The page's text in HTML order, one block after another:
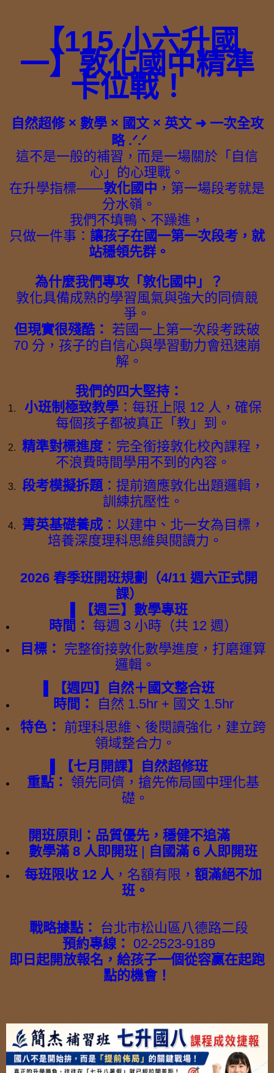
【115 小六升國
一】敦化國中精準
卡位戰！
自然超修 × 數學 × 國文 × 英文 ➜ 一次全攻
略 .ᐟ.ᐟ
這不是一般的補習，而是一場關於「自信
心」的心理戰。
在升學指標——敦化國中 ，第一場段考就是
分水嶺。
我們不填鴨、不躁進，
只做一件事： 讓孩子在國一第一次段考，就
站穩領先群。
為什麼我們專攻「敦化國中」？
敦化具備成熟的學習風氣與強大的同儕競
爭。
但現實很殘酷： 若國一上第一次段考跌破
70 分，孩子的自信心與學習動力會迅速崩
解。
我們的四大堅持：
小班制極致教學 ：每班上限 12 人，確保
每個孩子都被真正「教」到。
精準對標進度 ：完全銜接敦化校內課程，
不浪費時間學用不到的內容。
段考模擬拆題：提前適應敦化出題邏輯，
訓練抗壓性。
菁英基礎養成 ：以建中、北一女為目標，
培養深度理科思維與閱讀力。
2026 春季班開班規劃（4/11 週六正式開
課）
▌【週三】數學專班
時間： 每週 3 小時（共 12 週）
目標： 完整銜接敦化數學進度，打磨運算
邏輯。
▌【週四】自然＋國文整合班
時間：
自然 1.5hr + 國文 1.5hr
特色： 前理科思維、後閱讀強化，建立跨
領域整合力。
▌【七月開課】自然超修班
重點： 領先同儕，搶先佈局國中理化基
礎。
開班原則：品質優先，穩健不追滿
數學滿 8 人即開班 | 自國滿 6 人即開班
每班限收 12 人 ，名額有限， 額滿絕不加
班。
戰略據點：
台北市松山區八德路二段
預約專線： 02-2523-9189
即日起開放報名，給孩子一個從容贏在起跑
點的機會！